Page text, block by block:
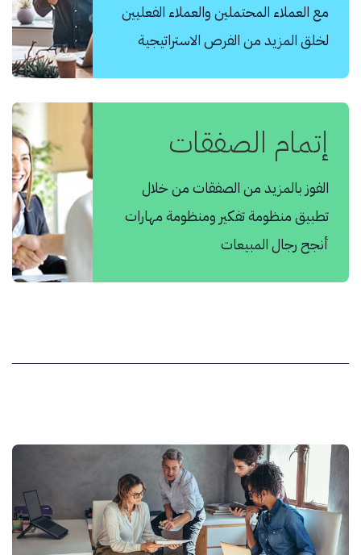
مع العملاء المحتملين والعملاء الفعليين
لخلق المزيد من الفرص الاستراتيجية
إتمام الصفقات
الفوز بالمزيد من الصفقات من خلال
تطبيق منظومة تفكير ومنظومة مهارات
أنجح رجال المبيعات